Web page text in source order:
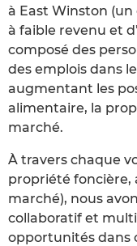
à East Winston
à faible revenu et
composé des
des emplois dans
augmentant les
alimentaire, la
marché.
À travers chaque
propriété foncière,
marché), nous
collaboratif et
opportunités dans